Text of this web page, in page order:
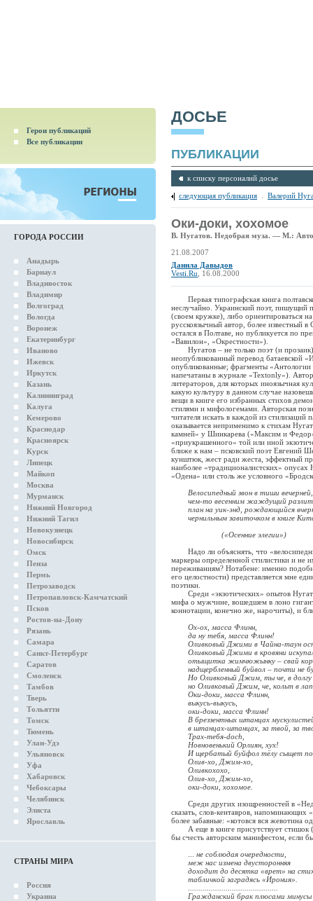
Герои публикаций
Все публикации
ГОРОДА РОССИИ
Анадырь
Барнаул
Владивосток
Владимир
Волгоград
Вологда
Воронеж
Екатеринбург
Иваново
Ижевск
Иркутск
Казань
Калининград
Калуга
Кемерово
Краснодар
Красноярск
Курск
Липецк
Майкоп
Москва
Мурманск
Нижний Новгород
Нижний Тагил
Новокузнецк
Новосибирск
Омск
Пенза
Пермь
Петрозаводск
Петропавловск-Камчатский
Псков
Ростов-на-Дону
Рязань
Самара
Санкт-Петербург
Саратов
Смоленск
Тамбов
Тверь
Тольятти
Томск
Тюмень
Улан-Удэ
Ульяновск
Уфа
Хабаровск
Чебоксары
Челябинск
Элиста
Ярославль
СТРАНЫ МИРА
Россия
Украина
ДОСЬЕ
ПУБЛИКАЦИИ
к списку персоналий досье
следующая публикация Валерий
Оки-доки, хохомое
В. Нугатов. Недобрая муза. — М.:
21.08.2007
Данила Давыдов
Vesti.Ru , 16.08.2000
Первая типографская книга
неслучайно. Украинский поэт, пишущий
(своем кружке), либо ориентироваться
русскоязычный автор, более известный
остался в Полтаве, но публикуется по
«Вавилон», «Окрестности»).
Нугатов – не только поэт (и прозаик),
неопубликованный перевод батаевской
опубликованные; фрагменты «Антологии
напечатаны в журнале «Textonly»).
литераторов, для которых иноязычная
какую культуру в данном случае
вещи в книге его избранных стихов
стилями и мифологемами. Авторская
читателя искать в каждой из
оказывается неприменимо к стихам
камней» у Шинкарева («Максим и
«приукрашенного» той или иной
ближе к нам – псковский поэт Евгений
кунштюк, жест ради жеста, эффектный
наиболее «традиционалистских»
«Одена» или столь же условного
Велосипедный звон в тиши вечерней,
чем-то весенним жаждущий
план на уик-энд, рождающийся
чернильным завиточком в книге
(«Осенние элегии»)
Надо ли объяснять, что
маркеры определенной стилистики и не
переживаниям? Нотабене: именно
его целостности) представляется мне
поэтики.
Среди «экзотических» опытов
мифа о мужчине, вошедшем в лоно
коннотации, конечно же, нарочиты), и
Ох-ох, масса Флинн,
да ну тебя, масса Флинн!
Оливковый Джими в Чайна-таун
Оливковый Джими в кровяни искупал
отыщитка жимчюжынку – свай
надщербленный буйвол – почти не
Но Оливковый Джим, ты че, в долгу
но Оливковый Джим, че, кольт в
Оки-доки, масса Флинн,
выкусь-выкусь,
оки-доки, масса Флинн!
В бреззентных штанцах
в штанцах-штанцах, за твой, за
Трах-тебя-doch,
Новновенький Орлиян, хух!
И щербатый буйфол тёлу сыщет
Олив-хо, Джим-хо,
Оливкохохо,
Олив-хо, Джим-хо,
оки-доки, хохомое.
Среди других изощренностей в
сказать, слов-кентавров,
более забавные: «котовся вся жевотина
А еще в книге присутствует стишок
бы счесть авторским манифестом, если
не соблюдая очередности,
меж нас измена двусторонняя
доходит до десятка «врет» на
табличкой заградясь «Ирония».
Гражданский брак плюсами минусы